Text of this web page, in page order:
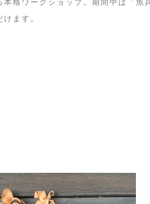
格ワークショップ。期間中は「魚
ます。